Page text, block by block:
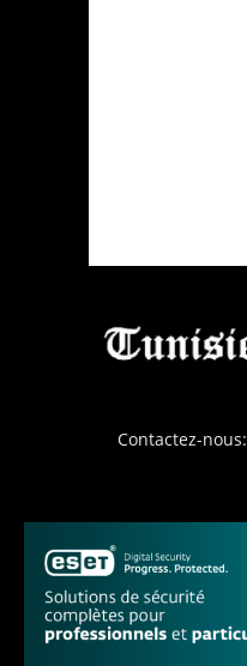
Contactez-nous: